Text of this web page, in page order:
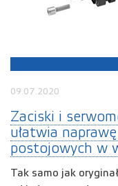
09.07.2020
Zaciski i
ułatwia
postojowych w
Tak samo jak